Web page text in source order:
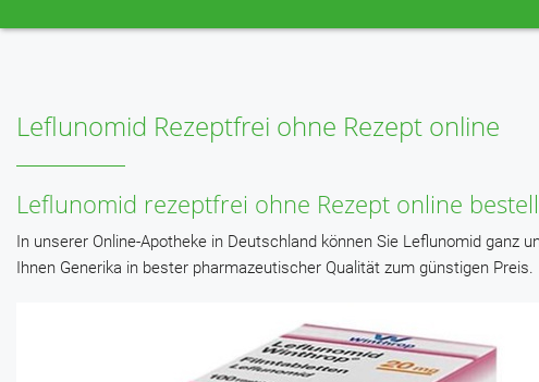
Leflunomid Rezeptfrei ohne Rezept online
Leflunomid rezeptfrei ohne Rezept online
In unserer Online-Apotheke in Deutschland können Sie Leflunomid ganz
Ihnen Generika in bester pharmazeutischer Qualität zum günstigen Preis.